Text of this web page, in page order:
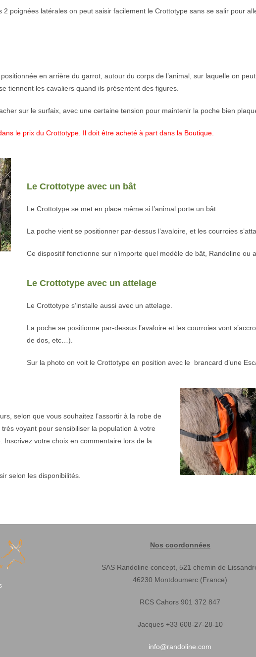
2 poignées latérales on peut saisir facilement le Crottotype sans se salir pour
en arrière du garrot, autour du corps de l’animal, sur laquelle on
tiennent les cavaliers quand ils présentent des figures.
sur le surfaix, avec une certaine tension pour maintenir la poche bien
le prix du Crottotype. Il doit être acheté à part dans la Boutique.
Le Crottotype avec un bât
Le Crottotype se met en place même si l’animal porte un bât.
La poche vient se positionner par-dessus l’avaloire, et les courroies
Ce dispositif fonctionne sur n’importe quel modèle de bât, Randoline ou
Le Crottotype avec un attelage
Le Crottotype s’installe aussi avec un attelage.
La poche se positionne par-dessus l’avaloire et les courroies vont
de dos, etc…).
Sur la photo on voit le Crottotype en position avec le brancard d’une
selon que vous souhaitez l’assortir à la robe de
voyant pour sensibiliser la population à votre
votre choix en commentaire lors de la
selon les disponibilités.
Nos coordonnées
SAS Randoline concept, 521 chemin de
46230 Montdoumerc (France)
RCS Cahors 901 372 847
Jacques +33 608-27-28-10
info@randoline.com